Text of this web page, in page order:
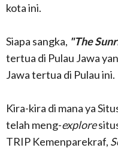
kota ini.
Siapa sangka, "The
tertua di Pulau Jawa
Jawa tertua di Pulau ini.
Kira-kira di mana ya
telah meng-explore
TRIP Kemenparekraf,